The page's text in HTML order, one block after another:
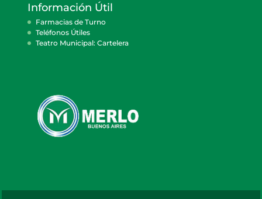
Información Útil
Farmacias de Turno
Teléfonos Útiles
Teatro Municipal: Cartelera